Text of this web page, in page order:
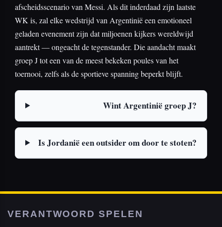
afscheidsscenario van Messi. Als dit inderdaad zijn laatste
WK is, zal elke wedstrijd van Argentinië een emotioneel
geladen evenement zijn dat miljoenen kijkers wereldwijd
aantrekt — ongeacht de tegenstander. Die aandacht maakt
groep J tot een van de meest bekeken poules van het
toernooi, zelfs als de sportieve spanning beperkt blijft.
Wint Argentinië groep J?
Is Jordanië een outsider om door te stoten?
VERANTWOORD SPELEN